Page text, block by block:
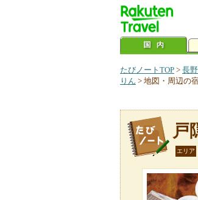
たびノートTOP > 長
りん > 地図・周辺の
戸
エリア